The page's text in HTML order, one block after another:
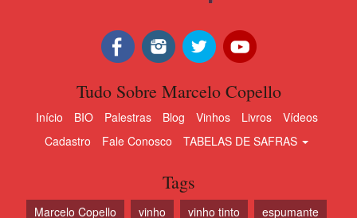
Tudo Sobre Marcelo Copello
Início BIO Palestras Blog Vinhos Livros
Vídeos
Cadastro
Fale Conosco TABELAS DE SAFRAS
Tags
Marcelo Copello vinho vinho tinto espumante